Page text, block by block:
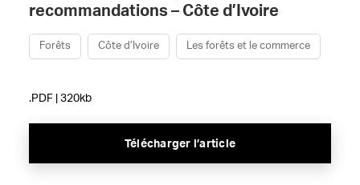
recommandations – Côte d’Ivoire
Forêts Côte d’Ivoire Les forêts et le commerce
.PDF | 320kb
Télécharger l’article